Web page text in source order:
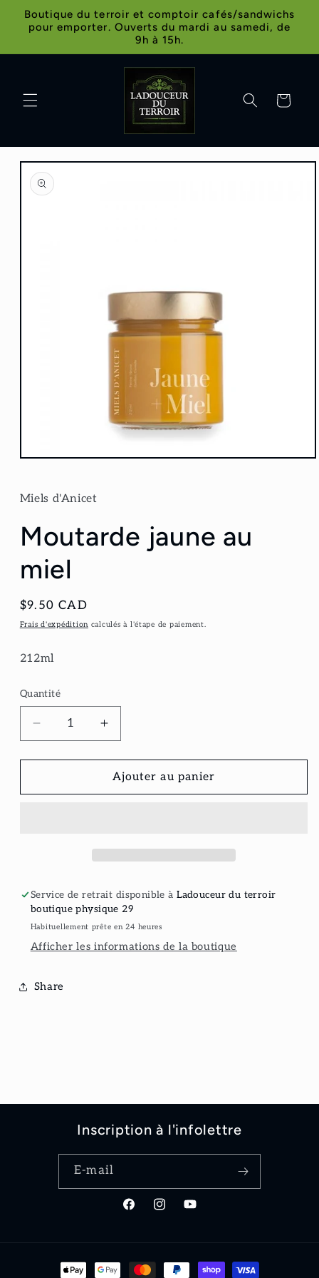
passer
au
Boutique du terroir et comptoir cafés/sandwichs
pour emporter. Ouverts du mardi au samedi, de
9h à 15h.
Panier
Passer aux
informations
produits
Ouvrir
1
dans
fenêtre
modale
Miels d'Anicet
Moutarde jaune au
miel
Prix
habituel
$9.50 CAD
Frais d'expéditioncalculés à l'étape de paiement.
212ml
Quantité
Réduire
la
quantité
Moutarde
Augmenter
la
quantité
de
Moutarde
Ajouter au panier
Service de retrait disponible àLadouceur du terroir
boutique physique 29
Habituellement prête en 24 heures
Afficher les informations de la boutique
Share
Inscription à l'infolettre
E-mail
FacebookInstagramYouTube
Moyens